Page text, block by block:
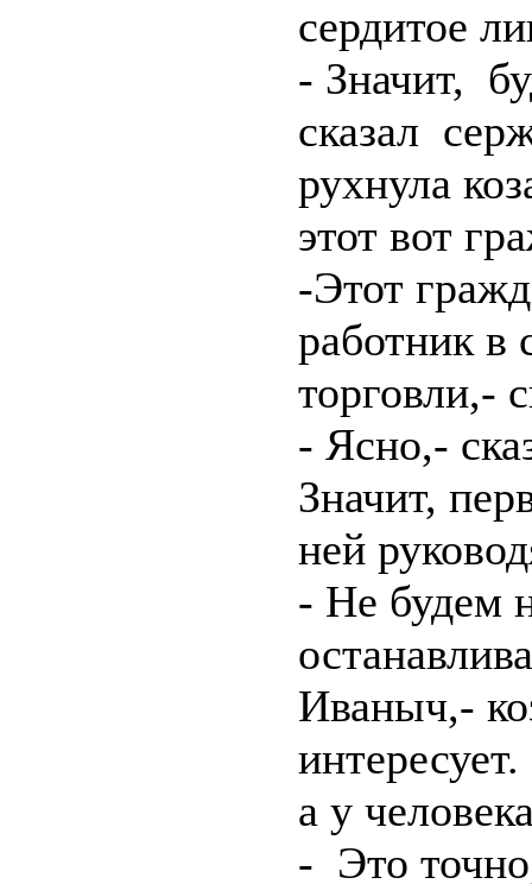
сердитое
- Значит,
сказал
рухнула
этот вот
-Этот
работник в
торговли,-
- Ясно,-
Значит,
ней
- Не будем
Иваныч,-
а у
- Это